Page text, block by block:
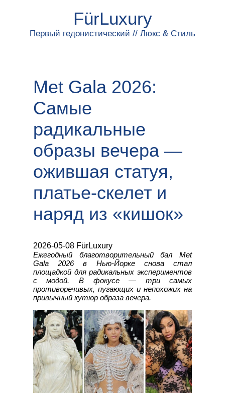
FürLuxury
Первый гедонистический // Люкс & Стиль
Met Gala 2026:
Самые
радикальные
образы вечера —
ожившая статуя,
платье-скелет и
наряд из «кишок»
2026-05-08 FürLuxury
Ежегодный благотворительный бал Met
Gala 2026 в Нью-Йорке снова стал
площадкой для радикальных экспериментов
с модой. В фокусе — три самых
противоречивых, пугающих и непохожих на
привычный кутюр образа вечера.